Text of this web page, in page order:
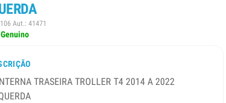
Aut.: 41471
Genuino
TRASEIRA TROLLER T4 2014 A 2022